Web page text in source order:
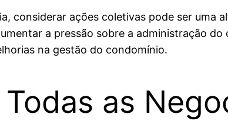
considerar ações coletivas pode ser uma
a pressão sobre a administração
na gestão do condomínio.
as